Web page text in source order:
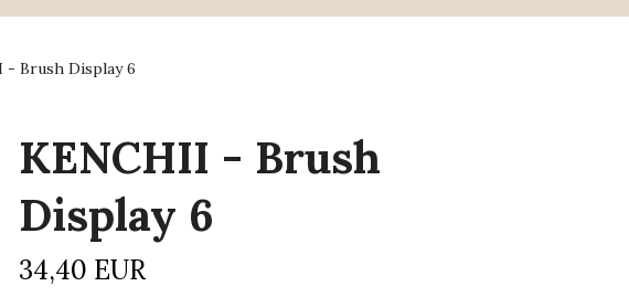
- Brush Display 6
KENCHII - Brush
Display 6
34,40 EUR